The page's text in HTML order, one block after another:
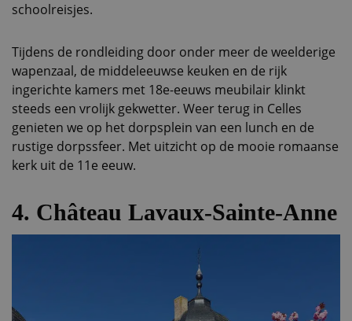
schoolreisjes.
Tijdens de rondleiding door onder meer de weelderige
wapenzaal, de middeleeuwse keuken en de rijk
ingerichte kamers met 18e-eeuws meubilair klinkt
steeds een vrolijk gekwetter. Weer terug in Celles
genieten we op het dorpsplein van een lunch en de
rustige dorpssfeer. Met uitzicht op de mooie romaanse
kerk uit de 11e eeuw.
4. Château Lavaux-Sainte-Anne